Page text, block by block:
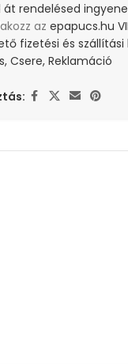
át rendelésed
az epapucs.hu
fizetési és
Csere, Reklamáció